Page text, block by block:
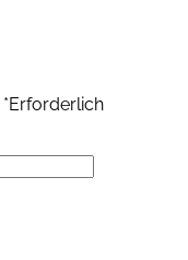
*Erforderlich